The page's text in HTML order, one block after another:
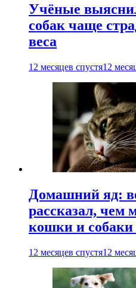
Учёные
собак чаще
веса
12 месяцев спустя12
Домашний яд:
рассказал, чем
кошки и собаки
12 месяцев спустя12